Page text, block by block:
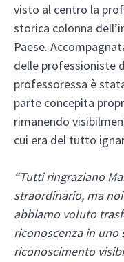
visto al centro la
storica colonna
Paese.
delle professioniste
professoressa è
parte concepita
rimanendo
cui era del tutto
“Tutti ringraziano
straordinario, ma
abbiamo voluto
riconoscenza in uno
riconoscimento